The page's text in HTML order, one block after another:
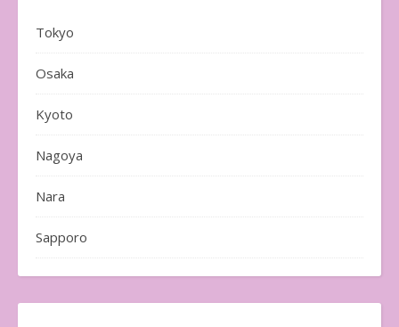
Tokyo
Osaka
Kyoto
Nagoya
Nara
Sapporo